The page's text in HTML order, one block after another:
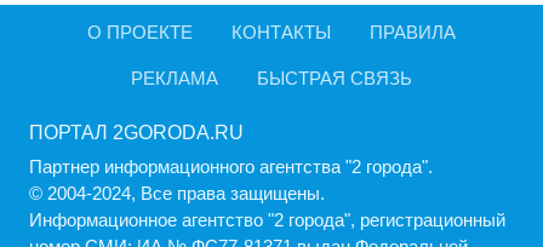
О ПРОЕКТЕ КОНТАКТЫ ПРАВИЛА
РЕКЛАМА БЫСТРАЯ СВЯЗЬ
ПОРТАЛ 2GORODA.RU
Партнер информационного агентства "2 города".
© 2004-2024, Все права защищены.
Информационное агентство "2 города", регистрационный